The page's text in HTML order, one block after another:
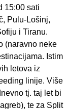
15:00 sati
Pulu-Lošinj,
i Tiranu.
(naravno neke
Istim
letova iz
linije. Više
tj. taj let bi
te za Split